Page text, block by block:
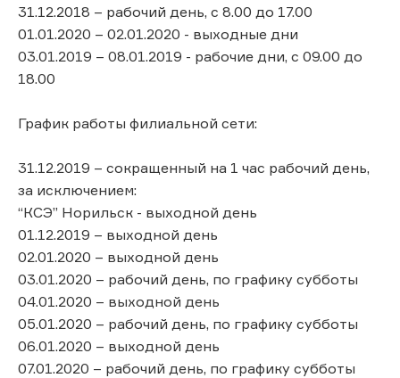
31.12.2018 – рабочий день, с 8.00 до 17.00
01.01.2020 – 02.01.2020 - выходные дни
03.01.2019 – 08.01.2019 - рабочие дни, с 09.00 до
18.00
График работы филиальной сети:
31.12.2019 – сокращенный на 1 час рабочий день,
за исключением:
“КСЭ” Норильск - выходной день
01.12.2019 – выходной день
02.01.2020 – выходной день
03.01.2020 – рабочий день, по графику субботы
04.01.2020 – выходной день
05.01.2020 – рабочий день, по графику субботы
06.01.2020 – выходной день
07.01.2020 – рабочий день, по графику субботы